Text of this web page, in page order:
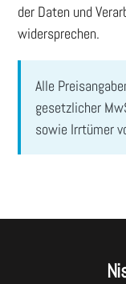
der Daten und
widersprechen.
Alle
gesetzlicher
sowie Irrtümer